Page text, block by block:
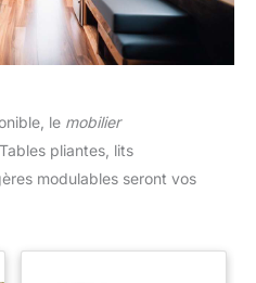
le mobilier
pliantes, lits
modulables seront vos